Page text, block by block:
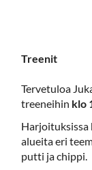
Treenit
Tervetuloa
treeneihin klo
Harjoituksissa
alueita eri
putti ja chippi.